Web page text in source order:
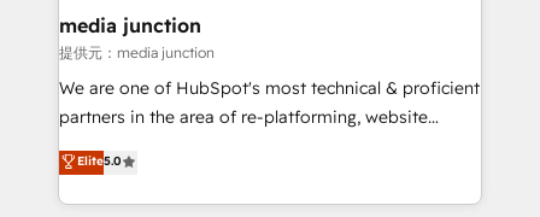
Mexico, USA, and Portugal—we've executed over a
hundred successful operations. Our approach,
rooted in RevOps principles, integrates analysis,
training, planning, and qualification. Leveraging
inbound marketing tactics, we focus on
understanding, nurturing, and converting leads.
media junction
提供元：media junction
We are one of HubSpot's most technical & proficient
partners in the area of re-platforming, website
design & development. We specialize in multi-hub
implementations for mid-market & enterprise
companies. We are woman-owned, powered by
Elite5.0